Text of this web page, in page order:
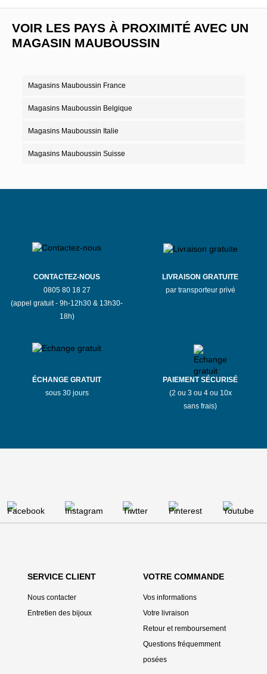
VOIR LES PAYS À PROXIMITÉ AVEC UN
MAGASIN MAUBOUSSIN
Magasins Mauboussin France
Magasins Mauboussin Belgique
Magasins Mauboussin Italie
Magasins Mauboussin Suisse
CONTACTEZ-NOUS
0805 80 18 27
(appel gratuit - 9h-12h30 & 13h30-
18h)
LIVRAISON GRATUITE
par transporteur privé
ÉCHANGE GRATUIT
sous 30 jours
PAIEMENT SÉCURISÉ
(2 ou 3 ou 4 ou 10x
sans frais)
SERVICE CLIENT
Nous contacter
Entretien des bijoux
VOTRE COMMANDE
Vos informations
Votre livraison
Retour et remboursement
Questions fréquemment
posées